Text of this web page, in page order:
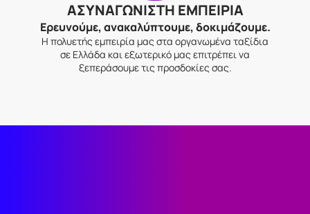
ΑΣΥΝΑΓΩΝΙΣΤΗ ΕΜΠΕΙΡΙΑ
Ερευνούμε, ανακαλύπτουμε, δοκιμάζουμε.
Η πολυετής εμπειρία μας στα οργανωμένα ταξίδια
σε Ελλάδα και εξωτερικό μας επιτρέπει να
ξεπεράσουμε τις προσδοκίες σας.